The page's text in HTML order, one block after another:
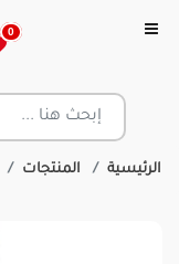
0
الرئيسية المنتجات